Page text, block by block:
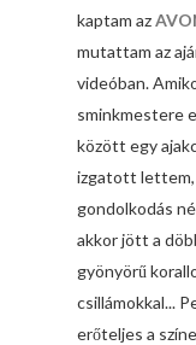
kaptam az
mutattam az
videóban.
sminkmestere
között egy
izgatott lettem,
gondolkodás
akkor jött a
gyönyörű
csillámokkal...
erőteljes a